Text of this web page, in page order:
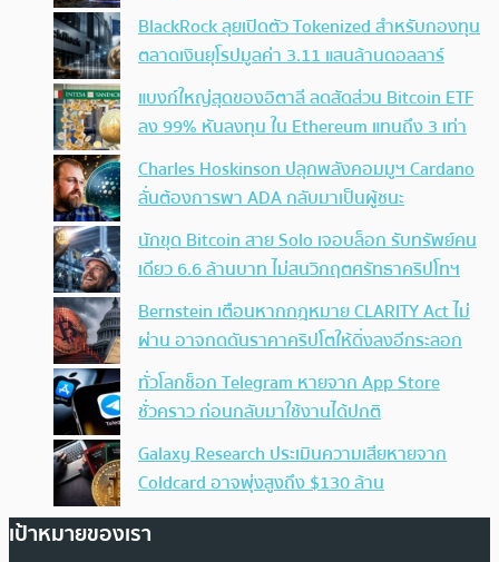
BlackRock ลุยเปิดตัว Tokenized สำหรับกองทุน
ตลาดเงินยุโรปมูลค่า 3.11 แสนล้านดอลลาร์
แบงก์ใหญ่สุดของอิตาลี ลดสัดส่วน Bitcoin ETF
ลง 99% หันลงทุน ใน Ethereum แทนถึง 3 เท่า
Charles Hoskinson ปลุกพลังคอมมูฯ Cardano
ลั่นต้องการพา ADA กลับมาเป็นผู้ชนะ
นักขุด Bitcoin สาย Solo เจอบล็อก รับทรัพย์คน
เดียว 6.6 ล้านบาท ไม่สนวิกฤตศรัทธาคริปโทฯ
Bernstein เตือนหากกฎหมาย CLARITY Act ไม่
ผ่าน อาจกดดันราคาคริปโตให้ดิ่งลงอีกระลอก
ทั่วโลกช็อก Telegram หายจาก App Store
ชั่วคราว ก่อนกลับมาใช้งานได้ปกติ
Galaxy Research ประเมินความเสียหายจาก
Coldcard อาจพุ่งสูงถึง $130 ล้าน
เป้าหมายของเรา